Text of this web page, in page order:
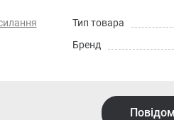
Тип товара
Бренд